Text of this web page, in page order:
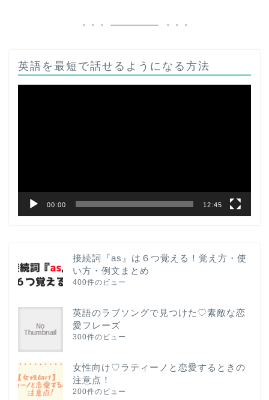
英語を最短で話せるようになる方法
00:00 12:45
接続詞『as』は６つ覚える！覚え方・使
い方・例文まとめ
400件のビュー
英語のラブソングで見つけた♡素敵な恋
愛フレーズ
300件のビュー
女性向け♡ラティーノと恋愛するときの
注意点！
200件のビュー